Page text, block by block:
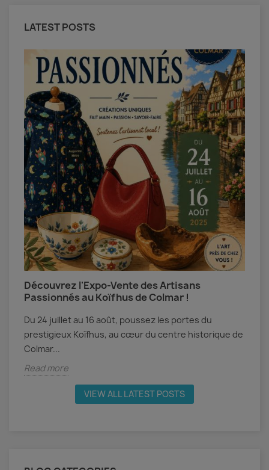
LATEST POSTS
Découvrez l'Expo-Vente des Artisans
Passionnés au Koïfhus de Colmar !
Du 24 juillet au 16 août, poussez les portes du
prestigieux Koïfhus, au cœur du centre historique de
Colmar...
Read more
VIEW ALL LATEST POSTS